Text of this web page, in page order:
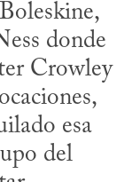
donde
Crowley
esa
del